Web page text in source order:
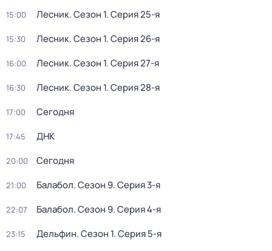
15:00 Лесник. Сезон 1. Серия 25-я
15:30 Лесник. Сезон 1. Серия 26-я
16:00 Лесник. Сезон 1. Серия 27-я
16:30 Лесник. Сезон 1. Серия 28-я
17:00 Сегодня
17:45 ДНК
20:00 Сегодня
21:00 Балабол. Сезон 9. Серия 3-я
22:07 Балабол. Сезон 9. Серия 4-я
23:15 Дельфин. Сезон 1. Серия 5-я